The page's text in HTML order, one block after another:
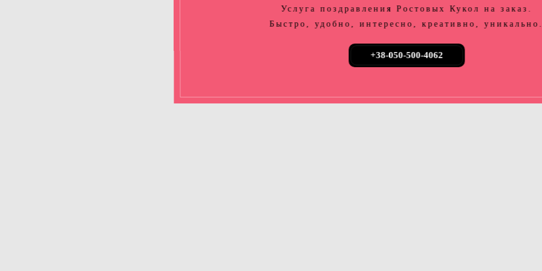
Услуга поздравления Ростовых Кукол на заказ.
Быстро, удобно, интересно, креативно,
+38-050-500-4062